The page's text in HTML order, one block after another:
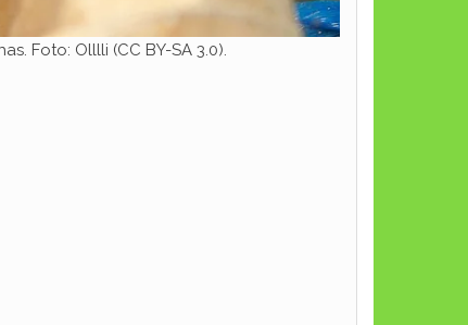
Foto: Olllli (CC BY-SA 3.0).